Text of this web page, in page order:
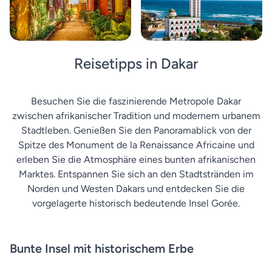
Reisetipps in Dakar
Besuchen Sie die faszinierende Metropole Dakar
zwischen afrikanischer Tradition und modernem urbanem
Stadtleben. Genießen Sie den Panoramablick von der
Spitze des Monument de la Renaissance Africaine und
erleben Sie die Atmosphäre eines bunten afrikanischen
Marktes. Entspannen Sie sich an den Stadtstränden im
Norden und Westen Dakars und entdecken Sie die
vorgelagerte historisch bedeutende Insel Gorée.
Bunte Insel mit historischem Erbe